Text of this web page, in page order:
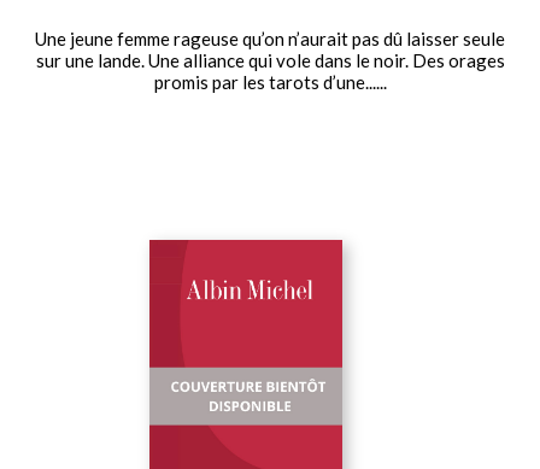
Une jeune femme rageuse qu’on n’aurait pas dû laisser seule
sur une lande. Une alliance qui vole dans le noir. Des orages
promis par les tarots d’une......